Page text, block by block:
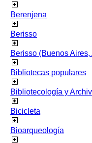
Berenjena
Berisso
Berisso (Buenos
Bibliotecas populares
Bibliotecología y
Bicicleta
Bioarqueología